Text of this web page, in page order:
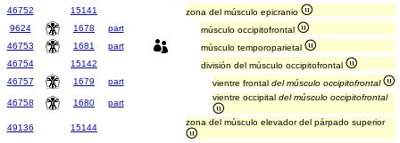
46752
15141
zona del músculo epicranio
9624
1678 part
músculo occipitofrontal
46753
1681 part
músculo temporoparietal
46754
15142
división del músculo occipitofrontal
46757
1679 part vientre frontal del músculo occipitofrontal
46758
1680 part
vientre occipital del músculo occipitofrontal
49136 15144
zona del músculo elevador del párpado superior